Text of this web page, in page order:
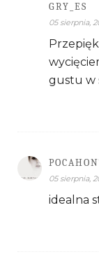
GRY_ES
05 sierpnia,
gustu w
05 sierpnia,
idealna